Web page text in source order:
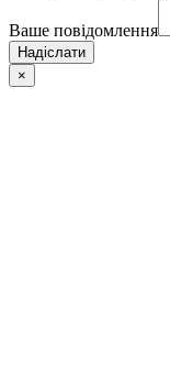
Ваше повідомлення
Надіслати
×